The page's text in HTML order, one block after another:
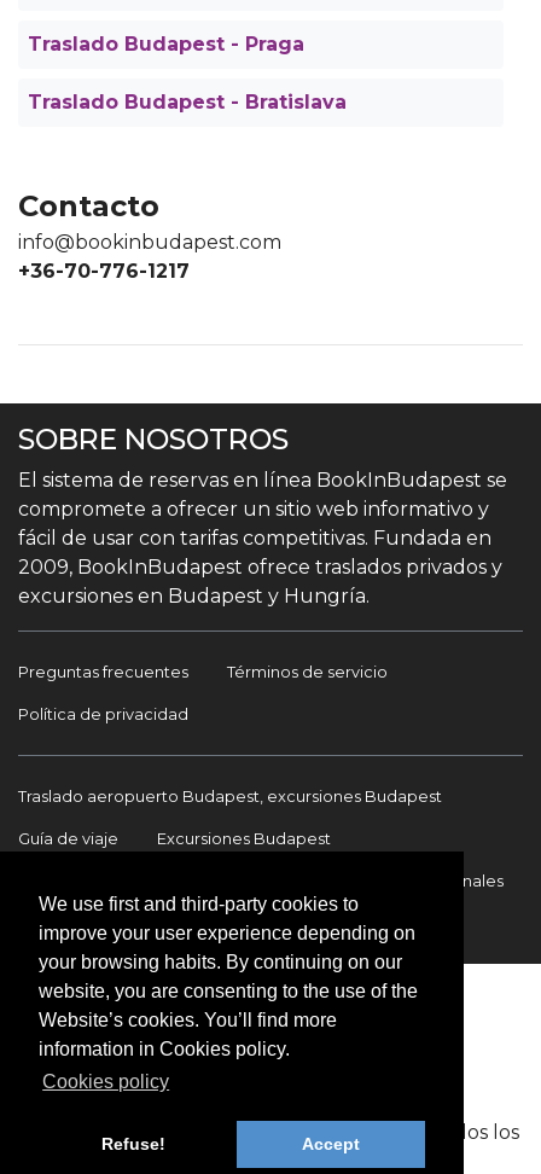
We use first and third-party cookies to
improve your user experience depending on
your browsing habits. By continuing on our
website, you are consenting to the use of the
Website’s cookies. You’ll find more
information in Cookies policy.
Cookies policy
Refuse! Accept
Traslado Budapest - Praga
Traslado Budapest - Bratislava
Contacto
info@bookinbudapest.com
+36-70-776-1217
SOBRE NOSOTROS
El sistema de reservas en línea BookInBudapest se
compromete a ofrecer un sitio web informativo y
fácil de usar con tarifas competitivas. Fundada en
2009, BookInBudapest ofrece traslados privados y
excursiones en Budapest y Hungría.
Preguntas frecuentes Términos de servicio
Política de privacidad
Traslado aeropuerto Budapest, excursiones Budapest
Guía de viaje Excursiones Budapest
Traslados internacionales
Contacto
Copyright © 2009-2026 BookinBudapest | Todos los